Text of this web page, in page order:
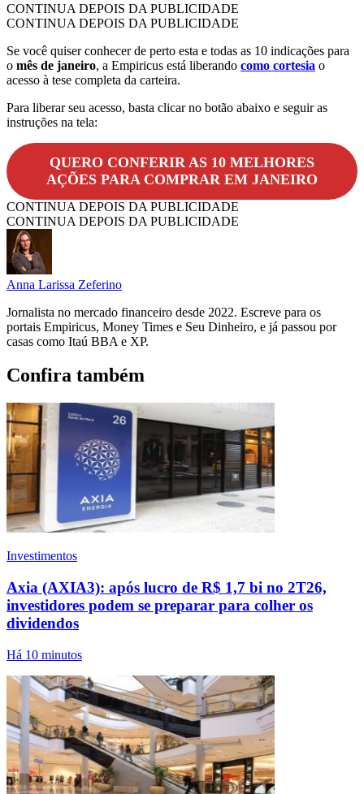
CONTINUA DEPOIS DA PUBLICIDADE
CONTINUA DEPOIS DA PUBLICIDADE
Se você quiser conhecer de perto esta e todas as 10 indicações para
o mês de janeiro, a Empiricus está liberando como cortesia o
acesso à tese completa da carteira.
Para liberar seu acesso, basta clicar no botão abaixo e seguir as
instruções na tela:
QUERO CONFERIR AS 10 MELHORES
AÇÕES PARA COMPRAR EM JANEIRO
CONTINUA DEPOIS DA PUBLICIDADE
CONTINUA DEPOIS DA PUBLICIDADE
Anna Larissa Zeferino
Jornalista no mercado financeiro desde 2022. Escreve para os
portais Empiricus, Money Times e Seu Dinheiro, e já passou por
casas como Itaú BBA e XP.
Confira também
Investimentos
Axia (AXIA3): após lucro de R$ 1,7 bi no 2T26,
investidores podem se preparar para colher os
dividendos
Há 10 minutos